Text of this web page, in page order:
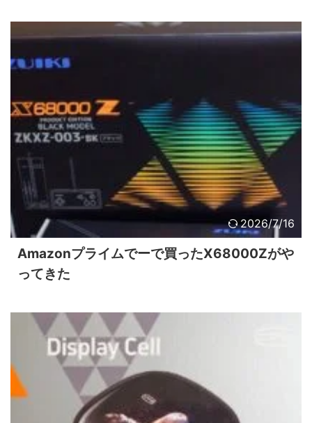
2026/7/16
Amazonプライムでーで買ったX68000Zがや
ってきた